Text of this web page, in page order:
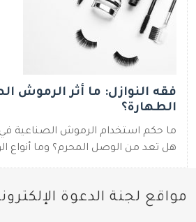
فقه النوازل: ما أثر الرموش
الطهارة؟
ما حكم استخدام الرموش الصناعية في
هل تعد من الوصل المحرم؟ وما أنواع
مواقع لجنة الدعوة